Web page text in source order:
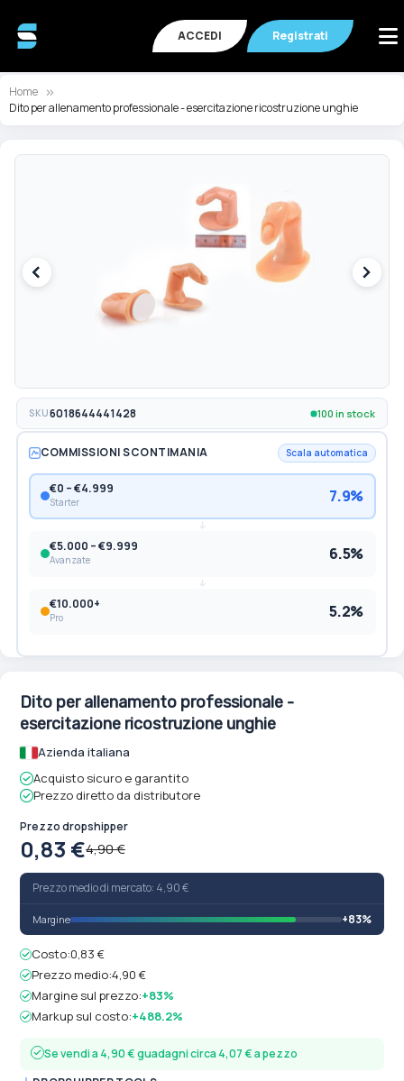
ACCEDI Registrati
Home
Dito per allenamento professionale - esercitazione ricostruzione unghie
Vai
immagini
Vai
SKU6018644441428 100 in stock
COMMISSIONI SCONTIMANIA Scala automatica
€0 – €4.999
Starter 7.9%
€5.000 – €9.999
Avanzate 6.5%
€10.000+
Pro 5.2%
Dito per allenamento professionale -
esercitazione ricostruzione unghie
Azienda italiana
Acquisto sicuro e garantito
Prezzo diretto da distributore
Prezzo dropshipper
0,83 €4,90 €
Prezzo medio di mercato: 4,90 €
Margine +83%
Costo:0,83 €
Prezzo medio:4,90 €
Margine sul prezzo:+83%
Markup sul costo:+488.2%
Se vendi a 4,90 € guadagni circa 4,07 € a pezzo